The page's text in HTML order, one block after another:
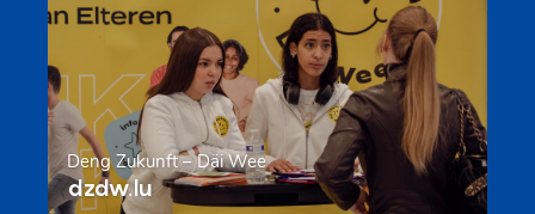
Deng Zukunft – Däi Wee
dzdw.lu